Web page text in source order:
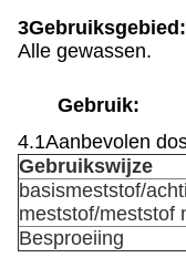
3Gebruiksgebied:
Alle gewassen.
Gebruik:
4.1Aanbevolen
Gebruikswijze
basismeststof/
meststof/meststof
Besproeiing